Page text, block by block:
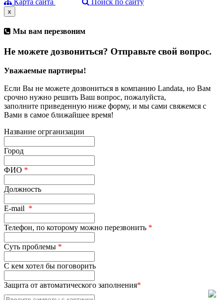
x
Мы вам перезвоним
Не можете дозвониться? Отправьте свой вопрос.
Уважаемые партнеры!
Если Вы не можете дозвониться в компанию Landata, но Вам
срочно нужно решить Ваш вопрос, пожалуйста,
заполните приведенную ниже форму, и мы сами свяжемся с
Вами в самое ближайшее время!
Название огрганизации
Город
ФИО *
Должность
E-mail *
Телефон, по которому можно перезвонить *
Суть проблемы *
С кем хотел бы поговорить
Защита от автоматического заполнения*